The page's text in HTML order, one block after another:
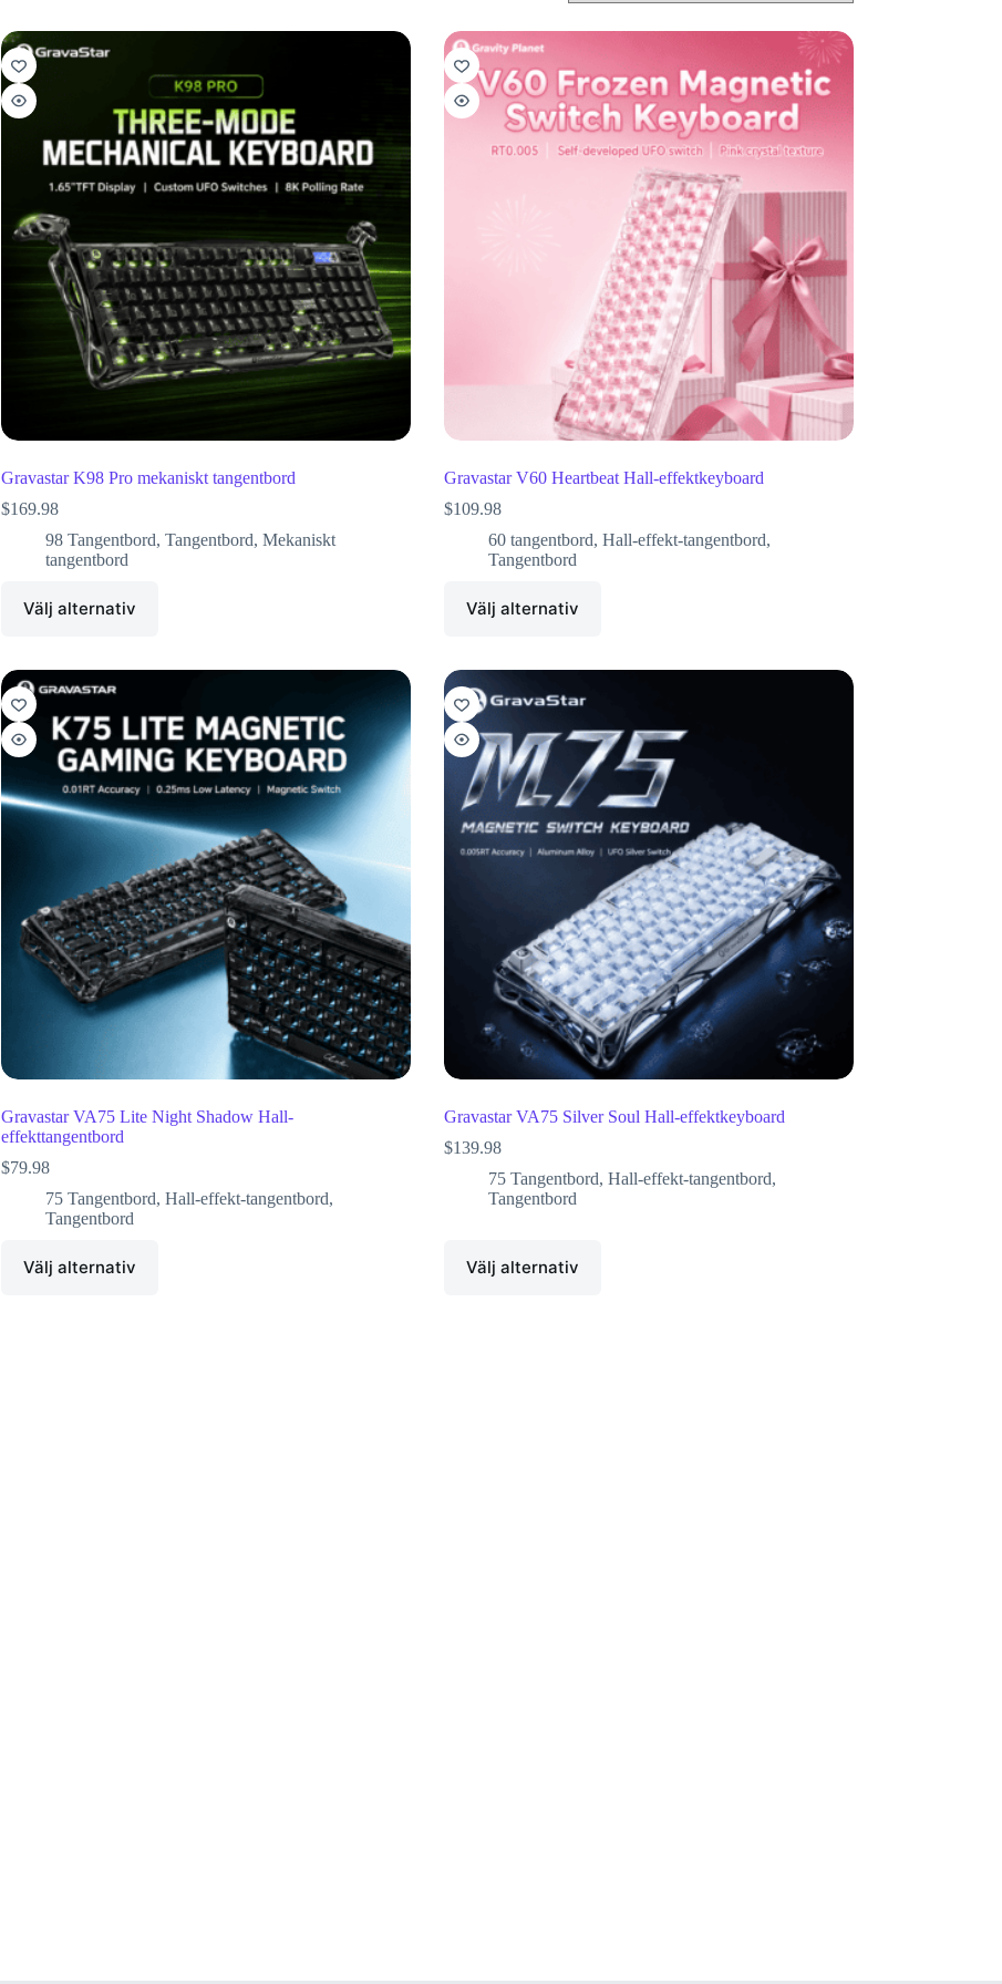
Gravastar K98 Pro mekaniskt tangentbord
$169.98
98 Tangentbord, Tangentbord, Mekaniskt
tangentbord
Välj alternativ
Gravastar V60 Heartbeat Hall-effektkeyboard
$109.98
60 tangentbord, Hall-effekt-tangentbord,
Tangentbord
Välj alternativ
Gravastar VA75 Lite Night Shadow Hall-
effekttangentbord
$79.98
75 Tangentbord, Hall-effekt-tangentbord,
Tangentbord
Välj alternativ
Gravastar VA75 Silver Soul Hall-effektkeyboard
$139.98
75 Tangentbord, Hall-effekt-tangentbord,
Tangentbord
Välj alternativ